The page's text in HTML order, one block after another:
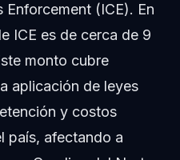
Enforcement (ICE). En
ICE es de cerca de 9
monto cubre
aplicación de leyes
y costos
país, afectando a